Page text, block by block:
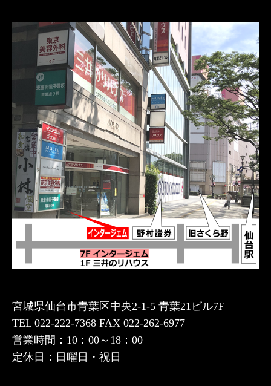
宮城県仙台市青葉区中央2-1-5 青葉21ビル7F
TEL 022-222-7368 FAX 022-262-6977
営業時間：10：00～18：00
定休日：日曜日・祝日